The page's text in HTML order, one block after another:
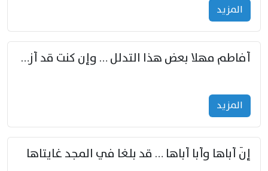
المزید
أفاطم مهلا بعض هذا التدلل … وإن كنت قد أزمعت صرمي فأجملي
المزید
إنّ أباها وأبا أباها … قد بلغا في المجد غايتاها